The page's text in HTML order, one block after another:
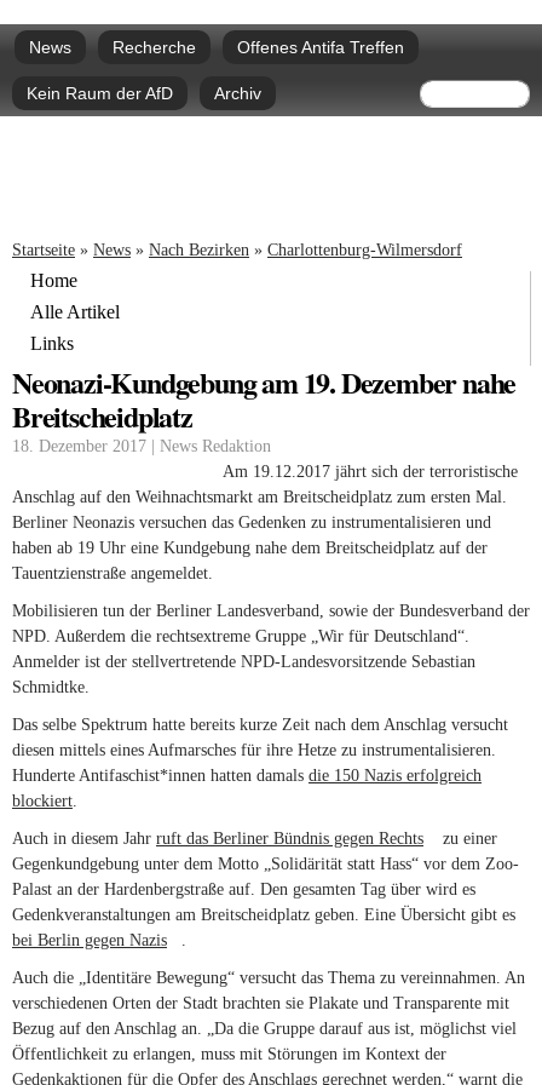
zum
Hauptmenü
News Recherche Offenes Antifa Treffen
Kein Raum der AfD Archiv Suche
Sie sind hier
Startseite » News » Nach Bezirken » Charlottenburg-Wilmersdorf
Home
Alle Artikel
Links
Neonazi-Kundgebung am 19. Dezember nahe
Breitscheidplatz
18. Dezember 2017 | News Redaktion
Am 19.12.2017 jährt sich der terroristische
Anschlag auf den Weihnachtsmarkt am Breitscheidplatz zum ersten Mal.
Berliner Neonazis versuchen das Gedenken zu instrumentalisieren und
haben ab 19 Uhr eine Kundgebung nahe dem Breitscheidplatz auf der
Tauentzienstraße angemeldet.
Mobilisieren tun der Berliner Landesverband, sowie der Bundesverband der
NPD. Außerdem die rechtsextreme Gruppe „Wir für Deutschland“.
Anmelder ist der stellvertretende NPD-Landesvorsitzende Sebastian
Schmidtke.
Das selbe Spektrum hatte bereits kurze Zeit nach dem Anschlag versucht
diesen mittels eines Aufmarsches für ihre Hetze zu instrumentalisieren.
Hunderte Antifaschist*innen hatten damals die 150 Nazis erfolgreich
blockiert.
Auch in diesem Jahr ruft das Berliner Bündnis gegen Rechts (link is
external)
zu einer
Gegenkundgebung unter dem Motto „Solidärität statt Hass“ vor dem Zoo-
Palast an der Hardenbergstraße auf. Den gesamten Tag über wird es
Gedenkveranstaltungen am Breitscheidplatz geben. Eine Übersicht gibt es
bei Berlin gegen Nazis (link is external)
.
Auch die „Identitäre Bewegung“ versucht das Thema zu vereinnahmen. An
verschiedenen Orten der Stadt brachten sie Plakate und Transparente mit
Bezug auf den Anschlag an. „Da die Gruppe darauf aus ist, möglichst viel
Öffentlichkeit zu erlangen, muss mit Störungen im Kontext der
Gedenkaktionen für die Opfer des Anschlags gerechnet werden,“ warnt die